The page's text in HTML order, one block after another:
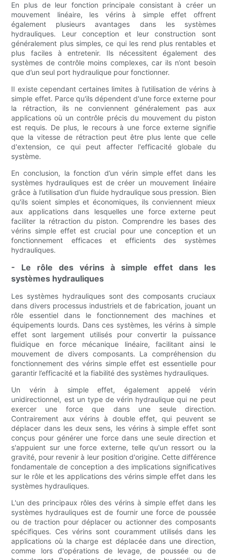
En plus de leur fonction principale consistant à créer un
mouvement linéaire, les vérins à simple effet offrent
également plusieurs avantages dans les systèmes
hydrauliques. Leur conception et leur construction sont
généralement plus simples, ce qui les rend plus rentables et
plus faciles à entretenir. Ils nécessitent également des
systèmes de contrôle moins complexes, car ils n’ont besoin
que d’un seul port hydraulique pour fonctionner.
Il existe cependant certaines limites à l’utilisation de vérins à
simple effet. Parce qu'ils dépendent d'une force externe pour
la rétraction, ils ne conviennent généralement pas aux
applications où un contrôle précis du mouvement du piston
est requis. De plus, le recours à une force externe signifie
que la vitesse de rétraction peut être plus lente que celle
d'extension, ce qui peut affecter l'efficacité globale du
système.
En conclusion, la fonction d’un vérin simple effet dans les
systèmes hydrauliques est de créer un mouvement linéaire
grâce à l’utilisation d’un fluide hydraulique sous pression. Bien
qu'ils soient simples et économiques, ils conviennent mieux
aux applications dans lesquelles une force externe peut
faciliter la rétraction du piston. Comprendre les bases des
vérins simple effet est crucial pour une conception et un
fonctionnement efficaces et efficients des systèmes
hydrauliques.
- Le rôle des vérins à simple effet dans les
systèmes hydrauliques
Les systèmes hydrauliques sont des composants cruciaux
dans divers processus industriels et de fabrication, jouant un
rôle essentiel dans le fonctionnement des machines et
équipements lourds. Dans ces systèmes, les vérins à simple
effet sont largement utilisés pour convertir la puissance
fluidique en force mécanique linéaire, facilitant ainsi le
mouvement de divers composants. La compréhension du
fonctionnement des vérins simple effet est essentielle pour
garantir l’efficacité et la fiabilité des systèmes hydrauliques.
Un vérin à simple effet, également appelé vérin
unidirectionnel, est un type de vérin hydraulique qui ne peut
exercer une force que dans une seule direction.
Contrairement aux vérins à double effet, qui peuvent se
déplacer dans les deux sens, les vérins à simple effet sont
conçus pour générer une force dans une seule direction et
s'appuient sur une force externe, telle qu'un ressort ou la
gravité, pour revenir à leur position d'origine. Cette différence
fondamentale de conception a des implications significatives
sur le rôle et les applications des vérins simple effet dans les
systèmes hydrauliques.
L'un des principaux rôles des vérins à simple effet dans les
systèmes hydrauliques est de fournir une force de poussée
ou de traction pour déplacer ou actionner des composants
spécifiques. Ces vérins sont couramment utilisés dans les
applications où la charge est déplacée dans une direction,
comme lors d'opérations de levage, de poussée ou de